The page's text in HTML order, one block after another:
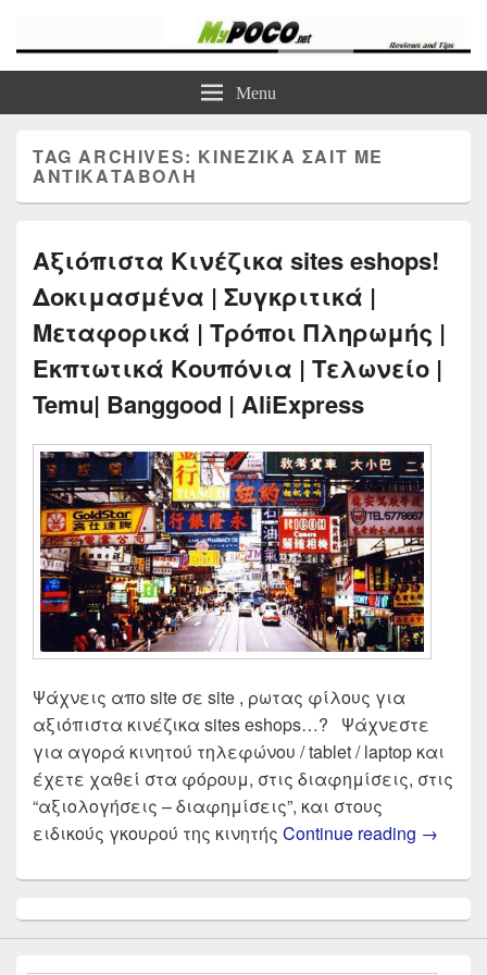
Τα καλύτερα Reviews , Συγκρίσεις , VPN , Webhosting
Menu
TAG ARCHIVES: ΚΙΝΕΖΙΚΑ ΣΑΙΤ ΜΕ
ΑΝΤΙΚΑΤΑΒΟΛΗ
Αξιόπιστα Κινέζικα sites eshops!
Δοκιμασμένα | Συγκριτικά |
Μεταφορικά | Τρόποι Πληρωμής |
Εκπτωτικά Κουπόνια | Τελωνείο |
Temu| Banggood | AliExpress
Ψάχνεις απο site σε site , ρωτας φίλους για
αξιόπιστα κινέζικα sites eshops…? Ψάχνεστε
για αγορά κινητού τηλεφώνου / tablet / laptop και
έχετε χαθεί στα φόρουμ, στις διαφημίσεις, στις
“αξιολογήσεις – διαφημίσεις”, και στους
ειδικούς γκουρού της κινητής Continue reading →
Sidebar
Widget